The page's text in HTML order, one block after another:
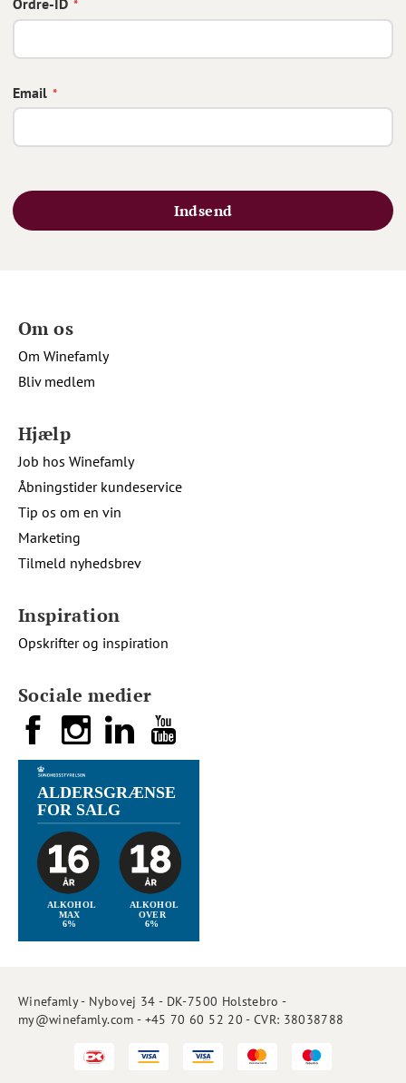
Ordre-ID
Email
Indsend
Sociale medier
Om os
Om Winefamly
Bliv medlem
Hjælp
Job hos Winefamly
Åbningstider kundeservice
Tip os om en vin
Marketing
Tilmeld nyhedsbrev
Inspiration
Opskrifter og inspiration
Winefamly - Nybovej 34 - DK-7500 Holstebro -
my@winefamly.com - +45 70 60 52 20 - CVR: 38038788